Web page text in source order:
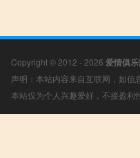
Copyright © 2012 - 2026 爱情俱
声明：本站内容来自互联网，如
本站仅为个人兴趣爱好，不接盈利